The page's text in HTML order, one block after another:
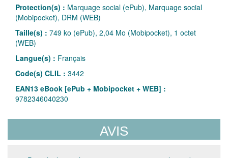
Protection(s) : Marquage social (ePub), Marquage social
(Mobipocket), DRM (WEB)
Taille(s) : 749 ko (ePub), 2,04 Mo (Mobipocket), 1 octet
(WEB)
Langue(s) : Français
Code(s) CLIL : 3442
EAN13 eBook [ePub + Mobipocket + WEB] :
9782346040230
AVIS